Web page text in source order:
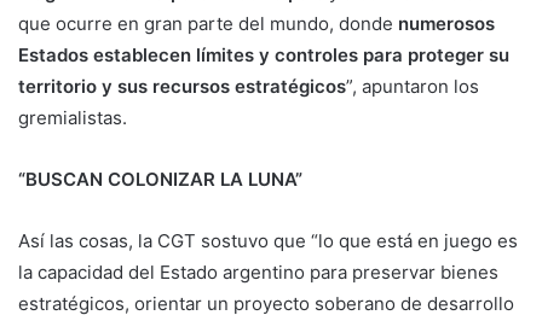
que ocurre en gran parte del mundo, donde numerosos
Estados establecen límites y controles para proteger su
territorio y sus recursos estratégicos”, apuntaron los
gremialistas.
“BUSCAN COLONIZAR LA LUNA”
Así las cosas, la CGT sostuvo que “lo que está en juego es
la capacidad del Estado argentino para preservar bienes
estratégicos, orientar un proyecto soberano de desarrollo